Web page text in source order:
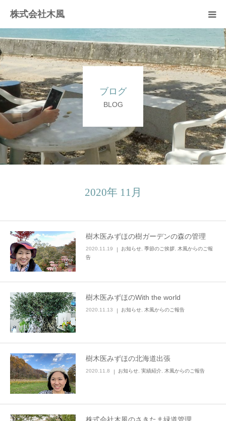
株式会社木風
ブログ
BLOG
2020年 11月
樹木医みずほの樹ガーデンの森の管理
2020.11.19 お知らせ 季節のご挨拶 木風からのご報
告
樹木医みずほのWith the world
2020.11.13 お知らせ 木風からのご報告
樹木医みずほの北海道出張
2020.11.8 お知らせ 実績紹介 木風からのご報告
株式会社木風のさきたま緑道管理
業務案内
資材販売(ブレスパイプ)
樹木医受験応援講座
お問い合せ